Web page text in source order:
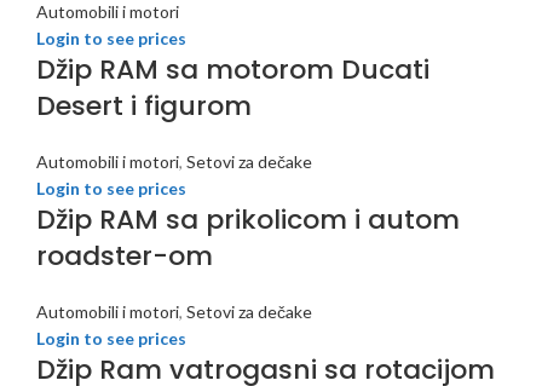
Automobili i motori
Login to see prices
Džip RAM sa motorom Ducati
Desert i figurom
Automobili i motori, Setovi za dečake
Login to see prices
Džip RAM sa prikolicom i autom
roadster-om
Automobili i motori, Setovi za dečake
Login to see prices
Džip Ram vatrogasni sa rotacijom